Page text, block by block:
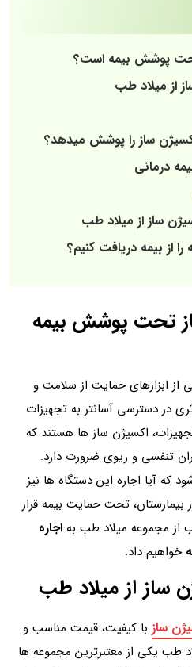
تحت پوشش بیمه است؟
از میلاد طب
اکسیژن ساز را پوشش میدهد؟
درمانی
ساز از میلاد طب
از بیمه دریافت کنیم؟
تحت پوشش بیمه
از ابزارهای حمایت از سلامت و
در دسترسی آسانتر به تجهیزات
اکسیژن ساز ها هستند که
تنفسی و ریوی ضرورت دارد.
آیا اجاره این دستگاه ها نیز
تحت حمایت بیمه قرار
از مجموعه میلاد طب به اجاره
خواهیم داد.
ساز از میلاد طب
ساز با کیفیت، قیمت مناسب و
طب یکی از معتبرترین مجموعه ها